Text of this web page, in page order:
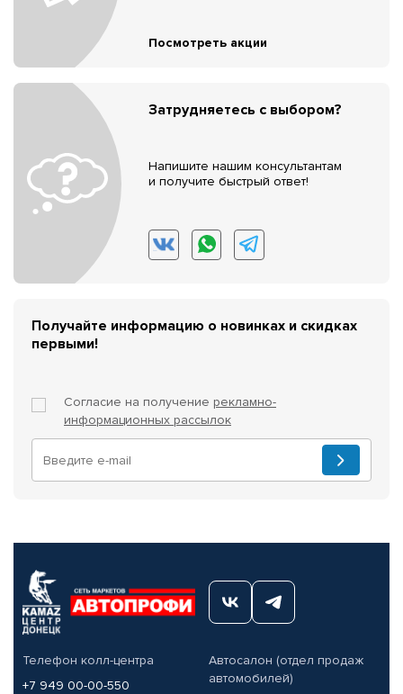
Посмотреть акции
Затрудняетесь с выбором?
Напишите нашим консультантам
и получите быстрый ответ!
Получайте информацию о новинках и скидках
первыми!
Согласие на получение рекламно-
информационных рассылок
Телефон колл-центра
+7 949 00-00-550
Автосалон (отдел продаж
автомобилей)